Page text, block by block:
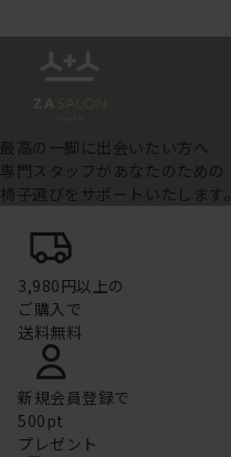
最高の一脚に出会いたい方へ
専門スタッフがあなたのための
椅子選びをサポートいたします。
3,980円以上の
ご購入で
送料無料
新規会員登録で
500pt
プレゼント